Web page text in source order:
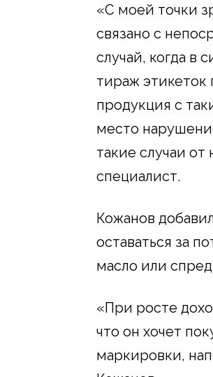
«С моей точки
связано с
случай, когда в
тираж этикеток
продукция с
место
такие случаи
специалист.
Кожанов
оставаться за
масло или
«При росте
что он хочет
маркировки,